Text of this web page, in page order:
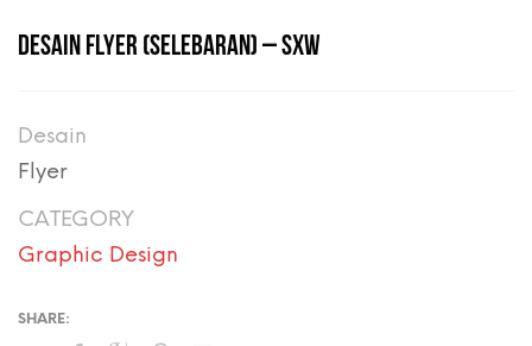
DESAIN FLYER (SELEBARAN) – SXW
Desain
Flyer
CATEGORY
Graphic Design